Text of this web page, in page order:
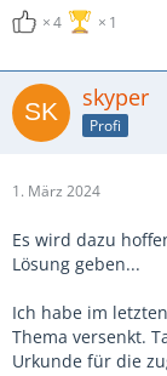
4 1
skyper
Profi
1. März 2024
Es wird dazu
Lösung geben...
Ich habe im
Thema versenkt.
Urkunde für die